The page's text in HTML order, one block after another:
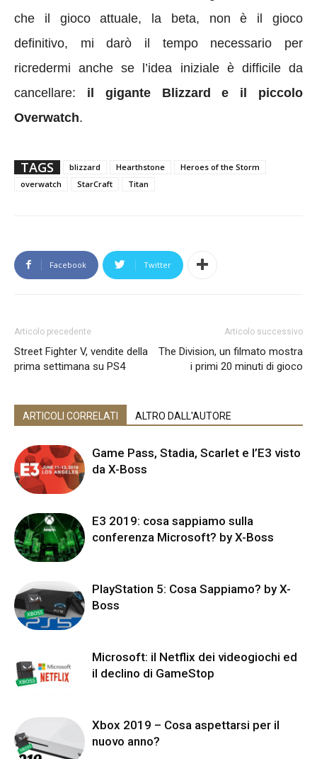
che il gioco attuale, la beta, non è il gioco
definitivo, mi darò il tempo necessario per
ricredermi anche se l’idea iniziale è difficile da
cancellare: il gigante Blizzard e il piccolo
Overwatch.
TAGS blizzard Hearthstone
Heroes of the Storm
overwatch
StarCraft Titan
Facebook Twitter
Articolo precedente
Street Fighter V, vendite della
prima settimana su PS4
Articolo successivo
The Division, un filmato mostra
i primi 20 minuti di gioco
ARTICOLI CORRELATI ALTRO DALL'AUTORE
Game Pass, Stadia, Scarlet e l’E3 visto
da X-Boss
E3 2019: cosa sappiamo sulla
conferenza Microsoft? by X-Boss
PlayStation 5: Cosa Sappiamo? by X-
Boss
Microsoft: il Netflix dei videogiochi ed
il declino di GameStop
Xbox 2019 – Cosa aspettarsi per il
nuovo anno?